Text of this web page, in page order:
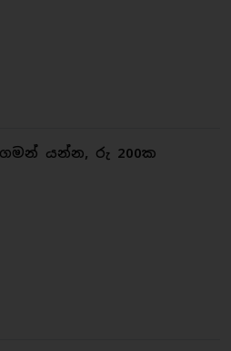
යන්න, රු 200ක